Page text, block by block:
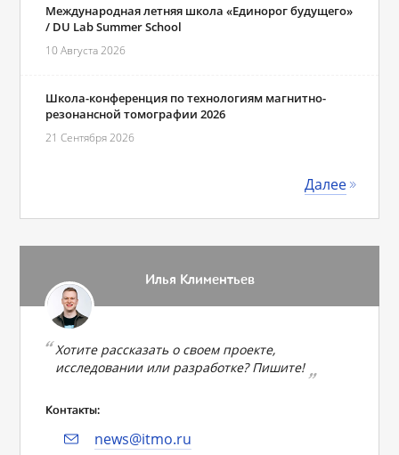
Международная летняя школа «Единорог будущего»
/ DU Lab Summer School
10 Августа 2026
Школа-конференция по технологиям магнитно-
резонансной томографии 2026
21 Сентября 2026
Далее
Илья Климентьев
Хотите рассказать о своем проекте,
исследовании или разработке? Пишите!
Контакты:
news@itmo.ru